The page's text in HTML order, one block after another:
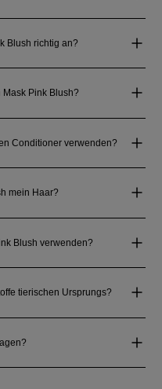
Blush richtig an?
Pink Blush?
Conditioner verwenden?
mein Haar?
Blush verwenden?
tierischen Ursprungs?